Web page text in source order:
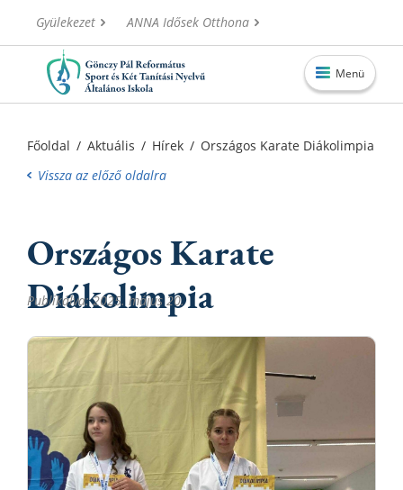
Gyülekezet ANNA Idősek Otthona
Menü
Alapítvány
Információk
Elérhetőségek
Főoldal / Aktuális / Hírek / Országos Karate Diákolimpia
Vissza az előző oldalra
Országos Karate
Diákolimpia
Publikálva: 2025. május 20.